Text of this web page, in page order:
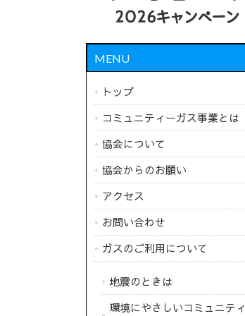
MENU
トップ
コミュニティーガス事業とは
協会について
協会からのお願い
アクセス
お問い合わせ
ガスのご利用について
地震のときは
環境にやさしいコミュニティ